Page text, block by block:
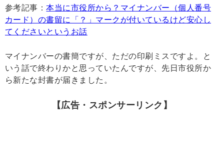
参考記事：本当に市役所から？マイナンバー（個人番号
カード）の書留に「？」マークが付いているけど安心し
てくださいというお話
マイナンバーの書簡ですが、ただの印刷ミスですよ。と
いう話で終わりかと思っていたんですが、先日市役所か
ら新たな封書が届きました。
【広告・スポンサーリンク】